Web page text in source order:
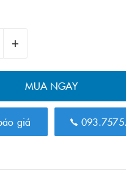
+
MUA NGAY
giá